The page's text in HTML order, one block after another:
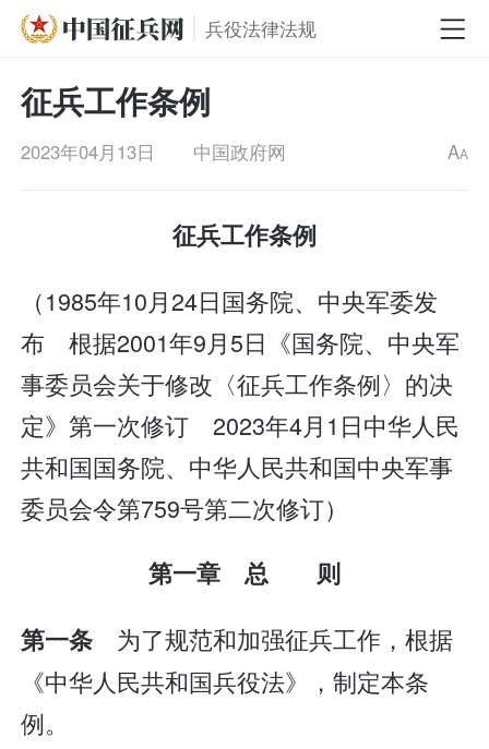
兵役法律法规
征兵工作条例
2023年04月13日 中国政府网 AA
征兵工作条例
（1985年10月24日国务院、中央军委发
布 根据2001年9月5日《国务院、中央军
事委员会关于修改〈征兵工作条例〉的决
定》第一次修订 2023年4月1日中华人民
共和国国务院、中华人民共和国中央军事
委员会令第759号第二次修订）
第一章 总 则
第一条 为了规范和加强征兵工作，根据
《中华人民共和国兵役法》，制定本条
例。